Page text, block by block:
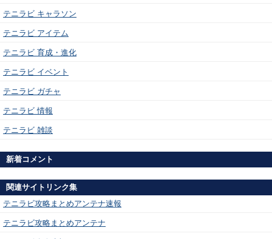
テニラビ キャラソン
テニラビ アイテム
テニラビ 育成・進化
テニラビ イベント
テニラビ ガチャ
テニラビ 情報
テニラビ 雑談
新着コメント
関連サイトリンク集
テニラビ攻略まとめアンテナ速報
テニラビ攻略まとめアンテナ